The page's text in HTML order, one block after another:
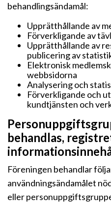
behandlingsändamål:
Upprätthållande av
Förverkligande av
Upprätthållande av
publicering av
Elektronisk
webbsidorna
Analysering och
Förverkligande och
kundtjänsten och
behandlas,
Föreningen behandlar
användningsändamålet
eller